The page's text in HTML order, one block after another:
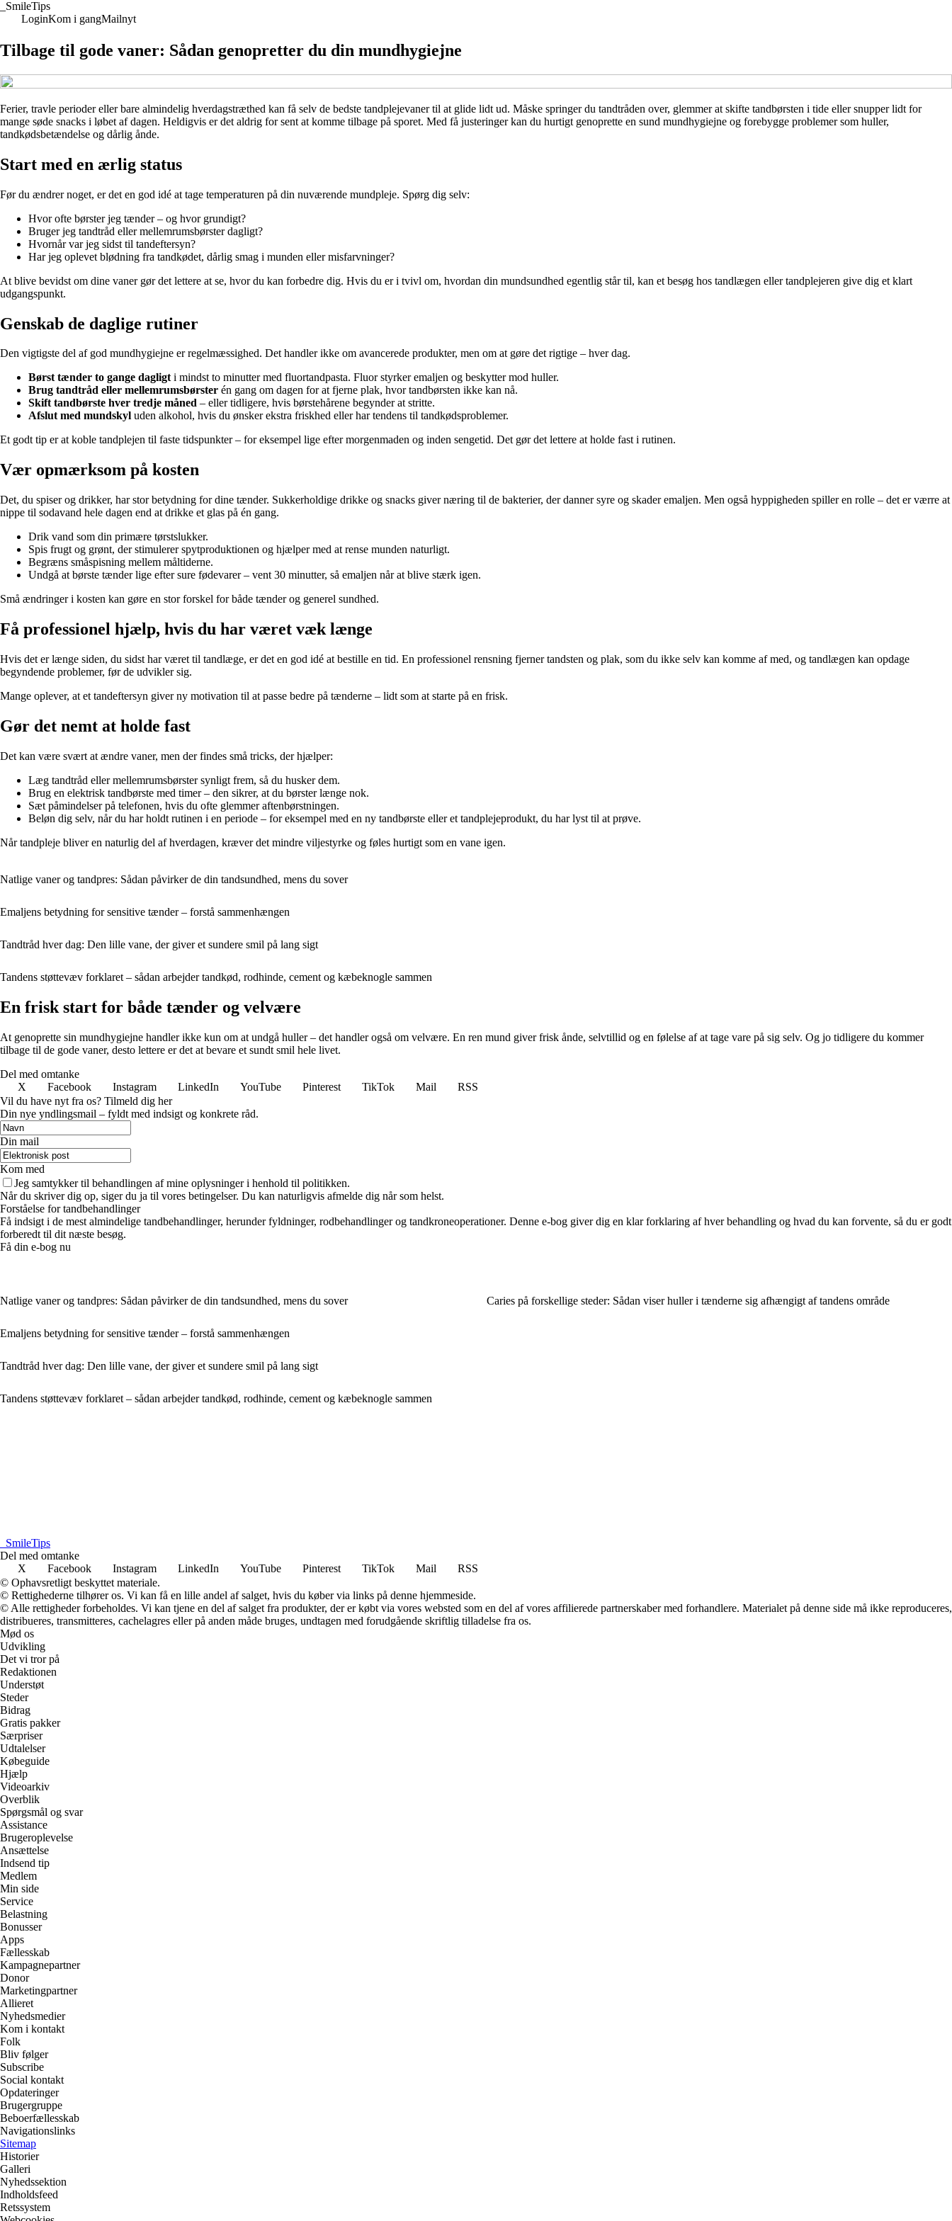
SmileTips
LoginKom i gangMailnyt
Tilbage til gode vaner: Sådan genopretter du din mundhygiejne
Ferier, travle perioder eller bare almindelig hverdagstræthed kan få selv de bedste tandplejevaner til at glide lidt ud. Måske springer du tandtråden over, glemmer at skifte tandbørsten i tide eller snupper lidt for
mange søde snacks i løbet af dagen. Heldigvis er det aldrig for sent at komme tilbage på sporet. Med få justeringer kan du hurtigt genoprette en sund mundhygiejne og forebygge problemer som huller,
tandkødsbetændelse og dårlig ånde.
Start med en ærlig status
Før du ændrer noget, er det en god idé at tage temperaturen på din nuværende mundpleje. Spørg dig selv:
Hvor ofte børster jeg tænder – og hvor grundigt?
Bruger jeg tandtråd eller mellemrumsbørster dagligt?
Hvornår var jeg sidst til tandeftersyn?
Har jeg oplevet blødning fra tandkødet, dårlig smag i munden eller misfarvninger?
At blive bevidst om dine vaner gør det lettere at se, hvor du kan forbedre dig. Hvis du er i tvivl om, hvordan din mundsundhed egentlig står til, kan et besøg hos tandlægen eller tandplejeren give dig et klart
udgangspunkt.
Genskab de daglige rutiner
Den vigtigste del af god mundhygiejne er regelmæssighed. Det handler ikke om avancerede produkter, men om at gøre det rigtige – hver dag.
Børst tænder to gange dagligti mindst to minutter med fluortandpasta. Fluor styrker emaljen og beskytter mod huller.
Brug tandtråd eller mellemrumsbørster én gang om dagen for at fjerne plak, hvor tandbørsten ikke kan nå.
Skift tandbørste hver tredje måned – eller tidligere, hvis børstehårene begynder at stritte.
Afslut med mundskyl uden alkohol, hvis du ønsker ekstra friskhed eller har tendens til tandkødsproblemer.
Et godt tip er at koble tandplejen til faste tidspunkter – for eksempel lige efter morgenmaden og inden sengetid. Det gør det lettere at holde fast i rutinen.
Vær opmærksom på kosten
Det, du spiser og drikker, har stor betydning for dine tænder. Sukkerholdige drikke og snacks giver næring til de bakterier, der danner syre og skader emaljen. Men også hyppigheden spiller en rolle – det er værre at
nippe til sodavand hele dagen end at drikke et glas på én gang.
Drik vand som din primære tørstslukker.
Spis frugt og grønt, der stimulerer spytproduktionen og hjælper med at rense munden naturligt.
Begræns småspisning mellem måltiderne.
Undgå at børste tænder lige efter sure fødevarer – vent 30 minutter, så emaljen når at blive stærk igen.
Små ændringer i kosten kan gøre en stor forskel for både tænder og generel sundhed.
Få professionel hjælp, hvis du har været væk længe
Hvis det er længe siden, du sidst har været til tandlæge, er det en god idé at bestille en tid. En professionel rensning fjerner tandsten og plak, som du ikke selv kan komme af med, og tandlægen kan opdage
begyndende problemer, før de udvikler sig.
Mange oplever, at et tandeftersyn giver ny motivation til at passe bedre på tænderne – lidt som at starte på en frisk.
Gør det nemt at holde fast
Det kan være svært at ændre vaner, men der findes små tricks, der hjælper:
Læg tandtråd eller mellemrumsbørster synligt frem, så du husker dem.
Brug en elektrisk tandbørste med timer – den sikrer, at du børster længe nok.
Sæt påmindelser på telefonen, hvis du ofte glemmer aftenbørstningen.
Beløn dig selv, når du har holdt rutinen i en periode – for eksempel med en ny tandbørste eller et tandplejeprodukt, du har lyst til at prøve.
Når tandpleje bliver en naturlig del af hverdagen, kræver det mindre viljestyrke og føles hurtigt som en vane igen.
Natlige vaner og tandpres: Sådan påvirker de din tandsundhed, mens du sover
Emaljens betydning for sensitive tænder – forstå sammenhængen
Tandtråd hver dag: Den lille vane, der giver et sundere smil på lang sigt
Tandens støttevæv forklaret – sådan arbejder tandkød, rodhinde, cement og kæbeknogle sammen
En frisk start for både tænder og velvære
At genoprette sin mundhygiejne handler ikke kun om at undgå huller – det handler også om velvære. En ren mund giver frisk ånde, selvtillid og en følelse af at tage vare på sig selv. Og jo tidligere du kommer
tilbage til de gode vaner, desto lettere er det at bevare et sundt smil hele livet.
Del med omtanke
X
Facebook Instagram LinkedIn YouTube Pinterest TikTok Mail
RSS
Vil du have nyt fra os? Tilmeld dig her
Din nye yndlingsmail – fyldt med indsigt og konkrete råd.
Din mail
Kom med
Jeg samtykker til behandlingen af mine oplysninger i henhold til politikken.
Når du skriver dig op, siger du ja til vores betingelser. Du kan naturligvis afmelde dig når som helst.
Forståelse for tandbehandlinger
Få indsigt i de mest almindelige tandbehandlinger, herunder fyldninger, rodbehandlinger og tandkroneoperationer. Denne e-bog giver dig en klar forklaring af hver behandling og hvad du kan forvente, så du er godt
forberedt til dit næste besøg.
Få din e-bog nu
Natlige vaner og tandpres: Sådan påvirker de din tandsundhed, mens du sover
Emaljens betydning for sensitive tænder – forstå sammenhængen
Tandtråd hver dag: Den lille vane, der giver et sundere smil på lang sigt
Tandens støttevæv forklaret – sådan arbejder tandkød, rodhinde, cement og kæbeknogle sammen
Caries på forskellige steder: Sådan viser huller i tænderne sig afhængigt af tandens område
SmileTips
Del med omtanke
X
Facebook Instagram LinkedIn YouTube Pinterest TikTok Mail
RSS
© Ophavsretligt beskyttet materiale.
© Rettighederne tilhører os. Vi kan få en lille andel af salget, hvis du køber via links på denne hjemmeside.
© Alle rettigheder forbeholdes. Vi kan tjene en del af salget fra produkter, der er købt via vores websted som en del af vores affilierede partnerskaber med forhandlere. Materialet på denne side må ikke reproduceres,
distribueres, transmitteres, cachelagres eller på anden måde bruges, undtagen med forudgående skriftlig tilladelse fra os.
Mød os
Udvikling
Det vi tror på
Redaktionen
Understøt
Steder
Bidrag
Gratis pakker
Særpriser
Udtalelser
Købeguide
Hjælp
Videoarkiv
Overblik
Spørgsmål og svar
Assistance
Brugeroplevelse
Ansættelse
Indsend tip
Medlem
Min side
Service
Belastning
Bonusser
Apps
Fællesskab
Kampagnepartner
Donor
Marketingpartner
Allieret
Nyhedsmedier
Kom i kontakt
Folk
Bliv følger
Subscribe
Social kontakt
Opdateringer
Brugergruppe
Beboerfællesskab
Navigationslinks
Sitemap
Historier
Galleri
Nyhedssektion
Indholdsfeed
Retssystem